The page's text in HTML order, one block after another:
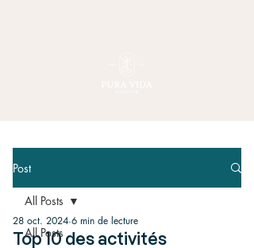
Post
All Posts
All Posts
Top 10 des activités
28 oct. 2024 6 min de lecture